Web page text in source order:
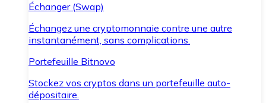
Échanger (Swap)
Échangez une cryptomonnaie contre une autre
instantanément, sans complications.
Portefeuille Bitnovo
Stockez vos cryptos dans un portefeuille auto-
dépositaire.